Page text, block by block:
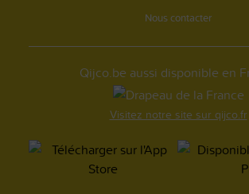
Nous contacter
Qijco.be aussi disponible en
Visitez notre site sur qijco.fr